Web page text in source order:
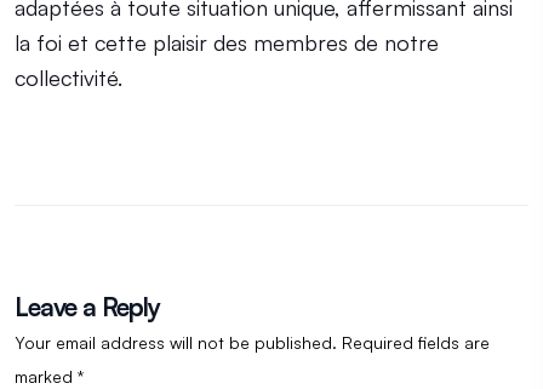
adaptées à toute situation unique, affermissant ainsi
la foi et cette plaisir des membres de notre
collectivité.
Leave a Reply
Your email address will not be published. Required fields are
marked *